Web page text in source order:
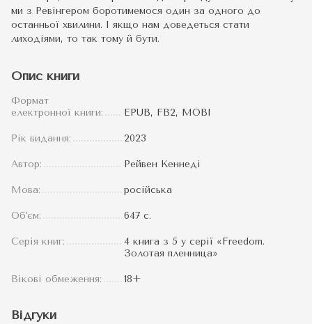
ми з Ревінгером боротимемося один за одного до
останньої хвилини. І якщо нам доведеться стати
лиходіями, то так тому й бути.
Опис книги
Формат
електронної книги:
EPUB, FB2, MOBI
Рік видання: 2023
Автор: Рейвен Кеннеді
Мова: російська
Об'єм: 647 с.
Серія книг:
4 книга з 5 у серії «Freedom.
Золотая пленница»
Вікові обмеження: 18+
Відгуки